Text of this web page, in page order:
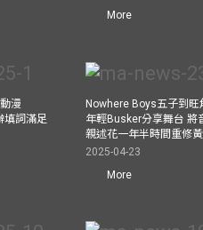
More
漫
填詞滿足
Nowhere Boys五子到
年輕Busker分享舞台 將
親述花一年半時間重修
2025-04-23
More